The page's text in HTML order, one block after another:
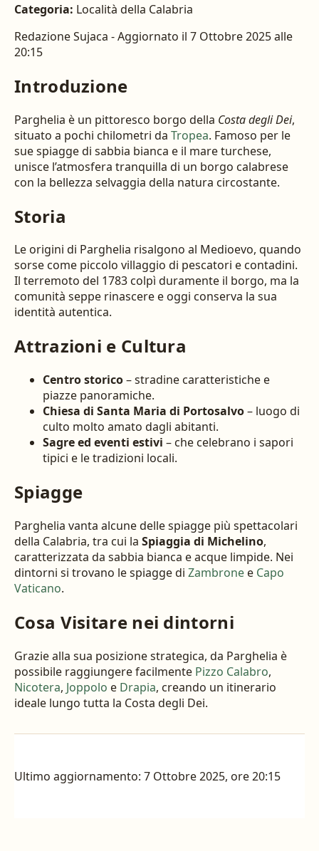
Categoria: Località della Calabria
Redazione Sujaca -Aggiornato il 7 Ottobre 2025 alle
20:15
Introduzione
Parghelia è un pittoresco borgo della Costa degli Dei,
situato a pochi chilometri da Tropea. Famoso per le
sue spiagge di sabbia bianca e il mare turchese,
unisce l’atmosfera tranquilla di un borgo calabrese
con la bellezza selvaggia della natura circostante.
Storia
Le origini di Parghelia risalgono al Medioevo, quando
sorse come piccolo villaggio di pescatori e contadini.
Il terremoto del 1783 colpì duramente il borgo, ma la
comunità seppe rinascere e oggi conserva la sua
identità autentica.
Attrazioni e Cultura
Centro storico– stradine caratteristiche e
piazze panoramiche.
Chiesa di Santa Maria di Portosalvo– luogo di
culto molto amato dagli abitanti.
Sagre ed eventi estivi – che celebrano i sapori
tipici e le tradizioni locali.
Spiagge
Parghelia vanta alcune delle spiagge più spettacolari
della Calabria, tra cui la Spiaggia di Michelino,
caratterizzata da sabbia bianca e acque limpide. Nei
dintorni si trovano le spiagge di Zambronee Capo
Vaticano.
Cosa Visitare nei dintorni
Grazie alla sua posizione strategica, da Parghelia è
possibile raggiungere facilmente Pizzo Calabro,
Nicotera, Joppolo e Drapia, creando un itinerario
ideale lungo tutta la Costa degli Dei.
Ultimo aggiornamento: 7 Ottobre 2025, ore 20:15